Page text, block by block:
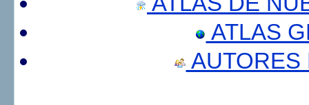
ATLAS
AUTORES